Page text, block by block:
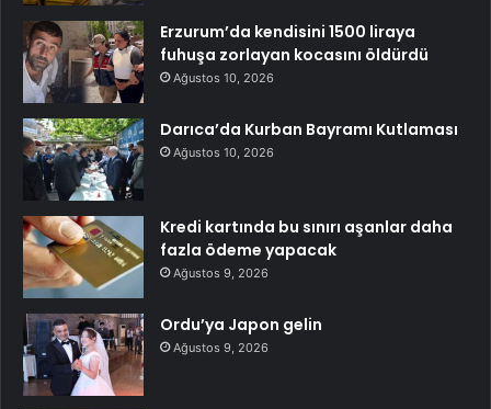
Erzurum’da kendisini 1500 liraya
fuhuşa zorlayan kocasını öldürdü
Ağustos 10, 2026
Darıca’da Kurban Bayramı Kutlaması
Ağustos 10, 2026
Kredi kartında bu sınırı aşanlar daha
fazla ödeme yapacak
Ağustos 9, 2026
Ordu’ya Japon gelin
Ağustos 9, 2026